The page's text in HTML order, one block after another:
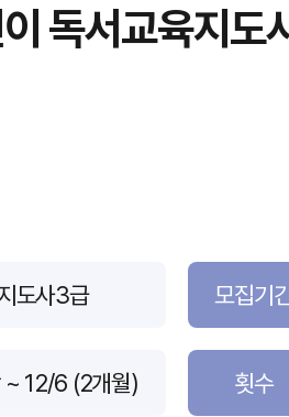
독서교육지도
도사3급 모집기
~ 12/6 (2개월) 횟수